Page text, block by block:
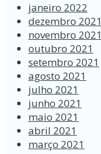
janeiro 2022
dezembro 2021
novembro 2021
outubro 2021
setembro 2021
agosto 2021
julho 2021
junho 2021
maio 2021
abril 2021
março 2021